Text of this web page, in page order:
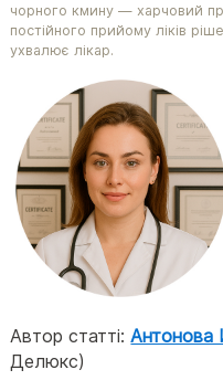
чорного кмину — харчовий
постійного прийому ліків
ухвалює лікар.
Автор статті:Антонова
Делюкс)